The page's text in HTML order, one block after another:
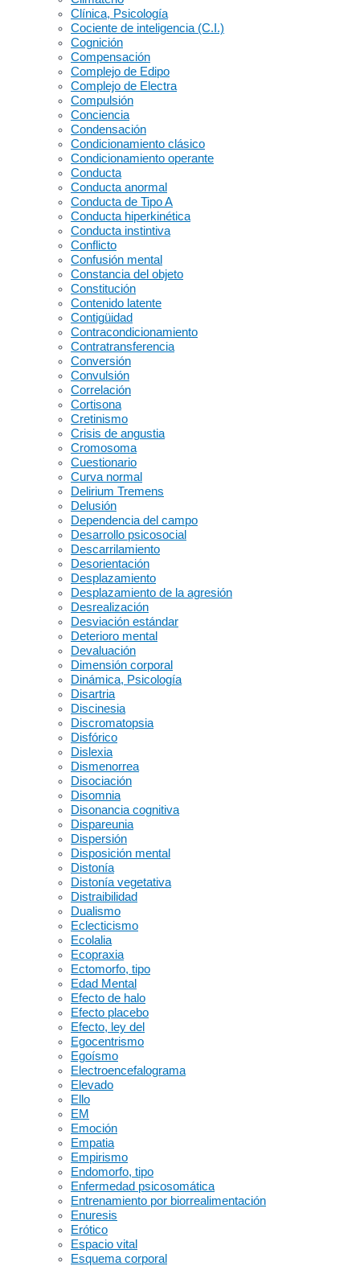
Clínica, Psicología
Cociente de inteligencia (C.I.)
Cognición
Compensación
Complejo de Edipo
Complejo de Electra
Compulsión
Conciencia
Condensación
Condicionamiento clásico
Condicionamiento operante
Conducta
Conducta anormal
Conducta de Tipo A
Conducta hiperkinética
Conducta instintiva
Conflicto
Confusión mental
Constancia del objeto
Constitución
Contenido latente
Contigüidad
Contracondicionamiento
Contratransferencia
Conversión
Convulsión
Correlación
Cortisona
Cretinismo
Crisis de angustia
Cromosoma
Cuestionario
Curva normal
Delirium Tremens
Delusión
Dependencia del campo
Desarrollo psicosocial
Descarrilamiento
Desorientación
Desplazamiento
Desplazamiento de la agresión
Desrealización
Desviación estándar
Deterioro mental
Devaluación
Dimensión corporal
Dinámica, Psicología
Disartria
Discinesia
Discromatopsia
Disfórico
Dislexia
Dismenorrea
Disociación
Disomnia
Disonancia cognitiva
Dispareunia
Dispersión
Disposición mental
Distonía
Distonía vegetativa
Distraibilidad
Dualismo
Eclecticismo
Ecolalia
Ecopraxia
Ectomorfo, tipo
Edad Mental
Efecto de halo
Efecto placebo
Efecto, ley del
Egocentrismo
Egoísmo
Electroencefalograma
Elevado
Ello
EM
Emoción
Empatia
Empirismo
Endomorfo, tipo
Enfermedad psicosomática
Entrenamiento por biorrealimentación
Enuresis
Erótico
Espacio vital
Esquema corporal